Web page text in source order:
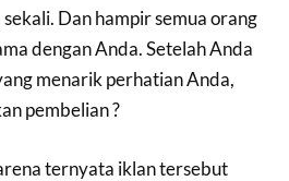
Dan hampir semua orang
dengan Anda. Setelah Anda
menarik perhatian Anda,
pembelian ?
ternyata iklan tersebut